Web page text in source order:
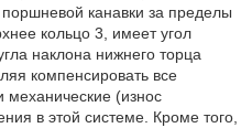
канавки за пределы
кольцо 3, имеет угол
наклона нижнего торца
компенсировать все
(износ
в этой системе. Кроме того,